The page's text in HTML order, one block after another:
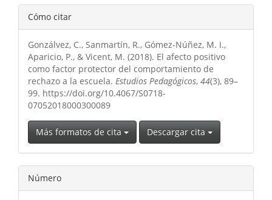
Detalles
del
artículo
Cómo citar
Gonzálvez, C., Sanmartín, R., Gómez-Núñez, M. I.,
Aparicio, P., & Vicent, M. (2018). El afecto positivo
como factor protector del comportamiento de
rechazo a la escuela. Estudios Pedagógicos, 44(3), 89–
99. https://doi.org/10.4067/S0718-
07052018000300089
Más formatos de cita Descargar cita
Número